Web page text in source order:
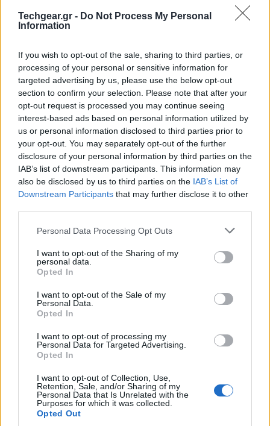
Techgear.gr - Do Not Process My Personal
Information
If you wish to opt-out of the sale, sharing to third parties, or
processing of your personal or sensitive information for
targeted advertising by us, please use the below opt-out
section to confirm your selection. Please note that after your
opt-out request is processed you may continue seeing
interest-based ads based on personal information utilized by
us or personal information disclosed to third parties prior to
your opt-out. You may separately opt-out of the further
disclosure of your personal information by third parties on the
IAB’s list of downstream participants. This information may
also be disclosed by us to third parties on the IAB’s List of
Downstream Participants that may further disclose it to other
Please note that this website/app uses one or more Google
not limited to your visit or usage behaviour. You may click to
grant or deny consent to Google and its third-party tags to
use your data for below specified purposes in below Google
consent section.
Personal Data Processing Opt Outs
I want to opt-out of the Sharing of my
personal data.
Opted In
I want to opt-out of the Sale of my
Personal Data.
Opted In
I want to opt-out of processing my
Personal Data for Targeted Advertising.
Opted In
I want to opt-out of Collection, Use,
Retention, Sale, and/or Sharing of my
Personal Data that Is Unrelated with the
Purposes for which it was collected.
Opted Out
, δηλαδή πάνω από 100 φορές τον γύρο της
Γης. Στο εσωτερικό του υπάρχουν εξαρτήματα από
Bosch και η Continental. Δεν έλειψαν επίσης οι
συγκρίσεις με το Tesla Model 3, τον κύριο
ανταγωνιστή του. Η Xiaomi ισχυρίζεται ότιμετά τη
φόρτιση το Xiaomi SU7 παραμένει στους 59,5ºC
ενώ το Tesla φτάνει σε υψηλότερη θερμοκρασία,
71,5ºC.
επίπεδο κινητήρα, το Xiaomi SU7 προσφέρει
μέγιστη ταχύτητα 265 km/h
λιγότερο από τα 3,3 δευτερόλεπτα του Model 3
Performance ή τα 2,93 δευτερόλεπτα της Porsche
Taycan Turbo. Ο κινητήρας των 495 kW προσφέρει
ροπή 21.000 στροφών ανά λεπτό. Για την αυτονομία,
Xiaomi υποσχέθηκε αρχικά 800 χιλιόμετρα, αλλά το
μείωσε στα700 χιλιόμετρα